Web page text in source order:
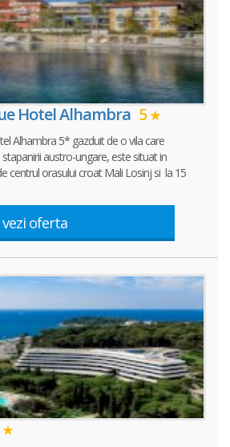
Hotel Alhambra 5
Alhambra 5* gazduit de o vila care
austro-ungare, este situat in
centrul orasului croat Mali Losinj si la 15
vezi oferta